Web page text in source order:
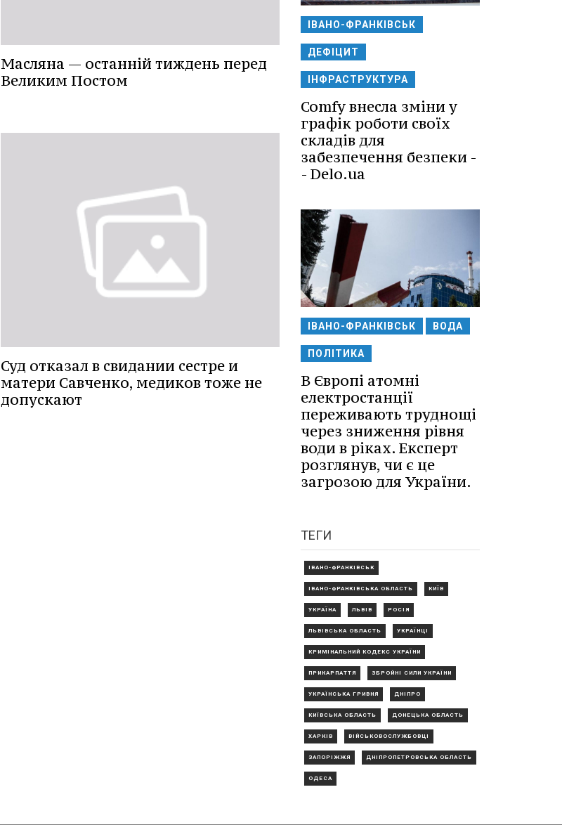
Масляна — останній тиждень перед
Великим Постом
Суд отказал в свидании сестре и
матери Савченко, медиков тоже не
допускают
ІВАНО-ФРАНКІВСЬК
ДЕФІЦИТ
ІНФРАСТРУКТУРА
Comfy внесла зміни у
графік роботи своїх
складів для
забезпечення безпеки -
- Delo.ua
ІВАНО-ФРАНКІВСЬК ВОДА
ПОЛІТИКА
В Європі атомні
електростанції
переживають труднощі
через зниження рівня
води в ріках. Експерт
розглянув, чи є це
загрозою для України.
ТЕГИ
ІВАНО-ФРАНКІВСЬК
ІВАНО-ФРАНКІВСЬКА ОБЛАСТЬ КИЇВ
УКРАЇНА ЛЬВІВ РОСІЯ
ЛЬВІВСЬКА ОБЛАСТЬ УКРАЇНЦІ
КРИМІНАЛЬНИЙ КОДЕКС УКРАЇНИ
ПРИКАРПАТТЯ ЗБРОЙНІ СИЛИ УКРАЇНИ
УКРАЇНСЬКА ГРИВНЯ ДНІПРО
КИЇВСЬКА ОБЛАСТЬ ДОНЕЦЬКА ОБЛАСТЬ
ХАРКІВ ВІЙСЬКОВОСЛУЖБОВЦІ
ЗАПОРІЖЖЯ ДНІПРОПЕТРОВСЬКА ОБЛАСТЬ
ОДЕСА